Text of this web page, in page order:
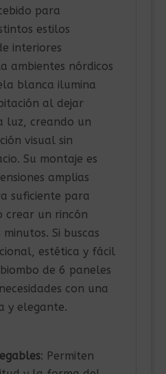
para
estilos
interiores
ambientes nórdicos
blanca ilumina
al dejar
luz, creando un
visual sin
Su montaje es
amplias
suficiente para
crear un rincón
Si buscas
estética y fácil
de 6 paneles
con una
y elegante.
: Permiten